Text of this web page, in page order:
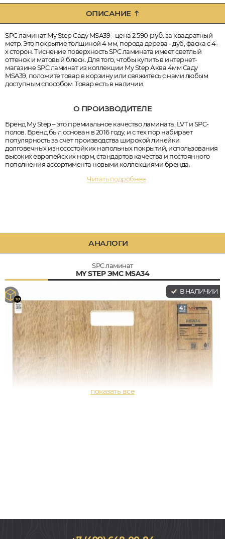
ОПИСАНИЕ
SPC ламинат My Step Саду MSA39 - цена 2 590 руб.за квадратный
метр. Это покрытие толщиной 4 мм, порода дерева - дуб, фаска с 4-
х сторон. Тиснение поверхность SPC ламината имеет светлый
оттенок и матовый блеск. Для того, чтобы купить в интернет-
магазине SPC ламинат из коллекции My Step Аква 4мм Саду
MSA39, положите товар в корзину или свяжитесь с нами любым
доступным способом. Товар есть в наличии.
О ПРОИЗВОДИТЕЛЕ
Бренд My Step – это премиальное качество ламината, LVT и SPC-
полов. Бренд был основан в 2016 году, и с тех пор набирает
популярность за счет производства широкой линейки
долговечных износостойких напольных покрытий, использования
высоких европейских норм, стандартов качества и постоянного
пополнения ассортимента новыми коллекциями бренда.
Читать подробнее
АНАЛОГИ
SPC ламинат
MY STEP ЭМС MSA34
В НАЛИЧИИ